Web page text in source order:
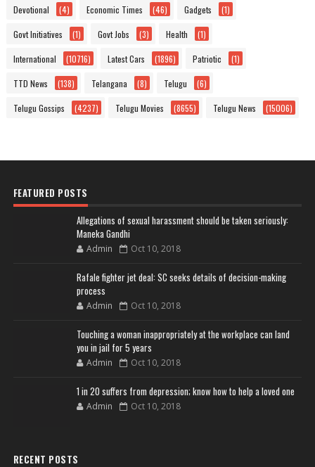
Devotional (4) Economic Times (46) Gadgets (1)
Govt Initiatives (1) Govt Jobs (3) Health (1)
International (10716) Latest Cars (1896) Patriotic (1)
TTD News (138) Telangana (8) Telugu (6)
Telugu Gossips (4237) Telugu Movies (8655) Telugu News (15006)
FEATURED POSTS
Allegations of sexual harassment should be taken seriously:
Maneka Gandhi
Admin Oct 10, 2018
Rafale fighter jet deal: SC seeks details of decision-making
process
Admin Oct 10, 2018
Touching a woman inappropriately at the workplace can land
you in jail for 5 years
Admin Oct 10, 2018
1 in 20 suffers from depression; know how to help a loved one
Admin Oct 10, 2018
RECENT POSTS